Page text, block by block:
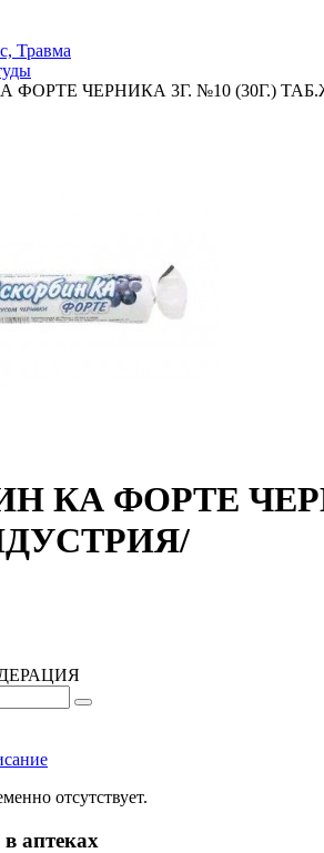
Травма
ФОРТЕ ЧЕРНИКА 3Г. №10 (30Г.)
КА ФОРТЕ
отсутствует.
аптеках